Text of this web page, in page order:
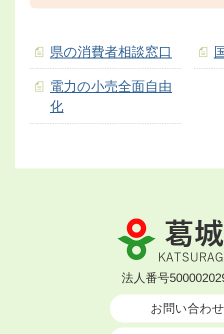
県の消費者相談窓口
電力の小売全面自由
化
葛
城
市
KATSURAGI
法人番号
お問い合わせ